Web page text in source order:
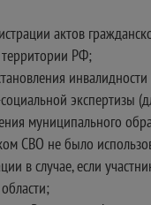
актов
РФ;
экспертизы
муниципального
СВО не было
в случае, если